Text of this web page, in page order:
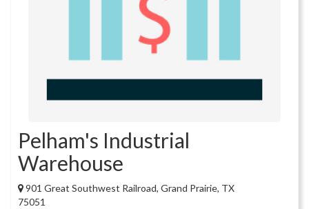
Pelham's Industrial
Warehouse
901 Great Southwest Railroad, Grand Prairie, TX
75051